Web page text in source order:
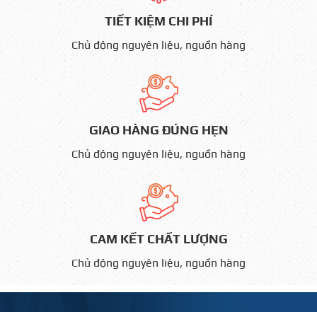
TIẾT KIỆM CHI PHÍ
Chủ động nguyên liệu, nguồn hàng
GIAO HÀNG ĐÚNG HẸN
Chủ động nguyên liệu, nguồn hàng
CAM KẾT CHẤT LƯỢNG
Chủ động nguyên liệu, nguồn hàng